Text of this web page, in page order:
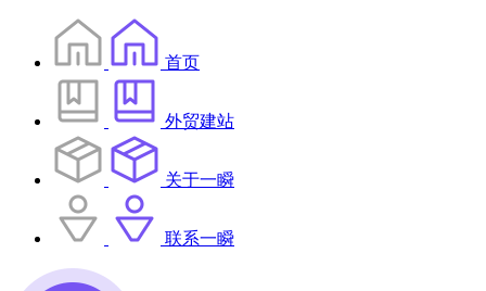
首页
外贸建站
关于一瞬
联系一瞬